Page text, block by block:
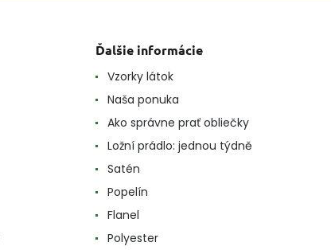
Ďalšie informácie
Vzorky látok
Naša ponuka
Ako správne prať obliečky
Ložní prádlo: jednou týdně
Satén
Popelín
Flanel
Polyester